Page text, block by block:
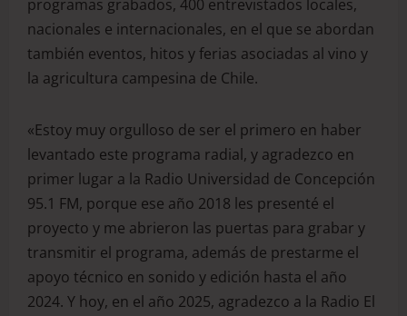
programas grabados, 400 entrevistados locales,
nacionales e internacionales, en el que se abordan
también eventos, hitos y ferias asociadas al vino y
la agricultura campesina de Chile.
«Estoy muy orgulloso de ser el primero en haber
levantado este programa radial, y agradezco en
primer lugar a la Radio Universidad de Concepción
95.1 FM, porque ese año 2018 les presenté el
proyecto y me abrieron las puertas para grabar y
transmitir el programa, además de prestarme el
apoyo técnico en sonido y edición hasta el año
2024. Y hoy, en el año 2025, agradezco a la Radio El